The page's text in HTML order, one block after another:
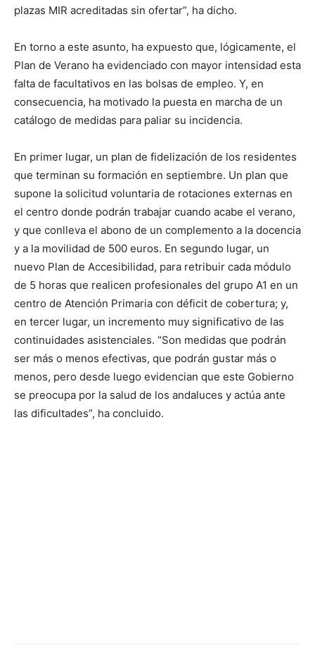
plazas MIR acreditadas sin ofertar”, ha dicho.
En torno a este asunto, ha expuesto que, lógicamente, el
Plan de Verano ha evidenciado con mayor intensidad esta
falta de facultativos en las bolsas de empleo. Y, en
consecuencia, ha motivado la puesta en marcha de un
catálogo de medidas para paliar su incidencia.
En primer lugar, un plan de fidelización de los residentes
que terminan su formación en septiembre. Un plan que
supone la solicitud voluntaria de rotaciones externas en
el centro donde podrán trabajar cuando acabe el verano,
y que conlleva el abono de un complemento a la docencia
y a la movilidad de 500 euros. En segundo lugar, un
nuevo Plan de Accesibilidad, para retribuir cada módulo
de 5 horas que realicen profesionales del grupo A1 en un
centro de Atención Primaria con déficit de cobertura; y,
en tercer lugar, un incremento muy significativo de las
continuidades asistenciales. “Son medidas que podrán
ser más o menos efectivas, que podrán gustar más o
menos, pero desde luego evidencian que este Gobierno
se preocupa por la salud de los andaluces y actúa ante
las dificultades”, ha concluido.